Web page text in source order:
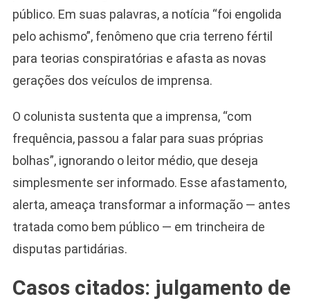
público. Em suas palavras, a notícia “foi engolida
pelo achismo”, fenômeno que cria terreno fértil
para teorias conspiratórias e afasta as novas
gerações dos veículos de imprensa.
O colunista sustenta que a imprensa, “com
frequência, passou a falar para suas próprias
bolhas”, ignorando o leitor médio, que deseja
simplesmente ser informado. Esse afastamento,
alerta, ameaça transformar a informação — antes
tratada como bem público — em trincheira de
disputas partidárias.
Casos citados: julgamento de